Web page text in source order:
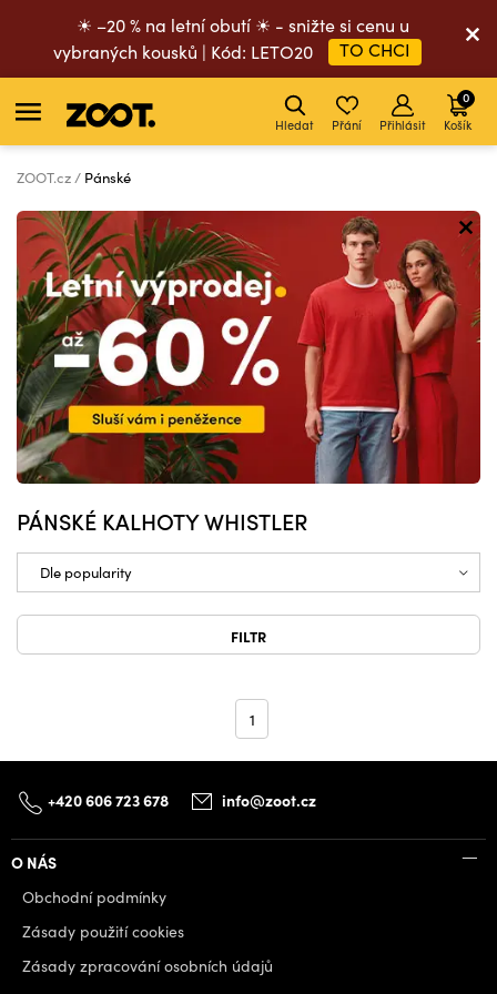
☀ –20 % na letní obutí ☀ - snižte si cenu u
vybraných kousků | Kód: LETO20
TO CHCI
Hledat Přání Přihlásit Košík
0
ZOOT.cz Pánské
PÁNSKÉ KALHOTY WHISTLER
FILTR
1
+420 606 723 678 info@zoot.cz
O NÁS
Obchodní podmínky
Zásady použití cookies
Zásady zpracování osobních údajů